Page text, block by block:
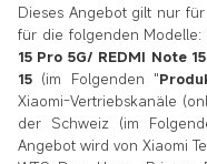
Dieses Angebot gilt nur
für die folgenden Modelle:
15 Pro 5G/ REDMI Note
15 (im Folgenden "
Xiaomi-Vertriebskanäle
der Schweiz (im
Angebot wird von Xiaomi